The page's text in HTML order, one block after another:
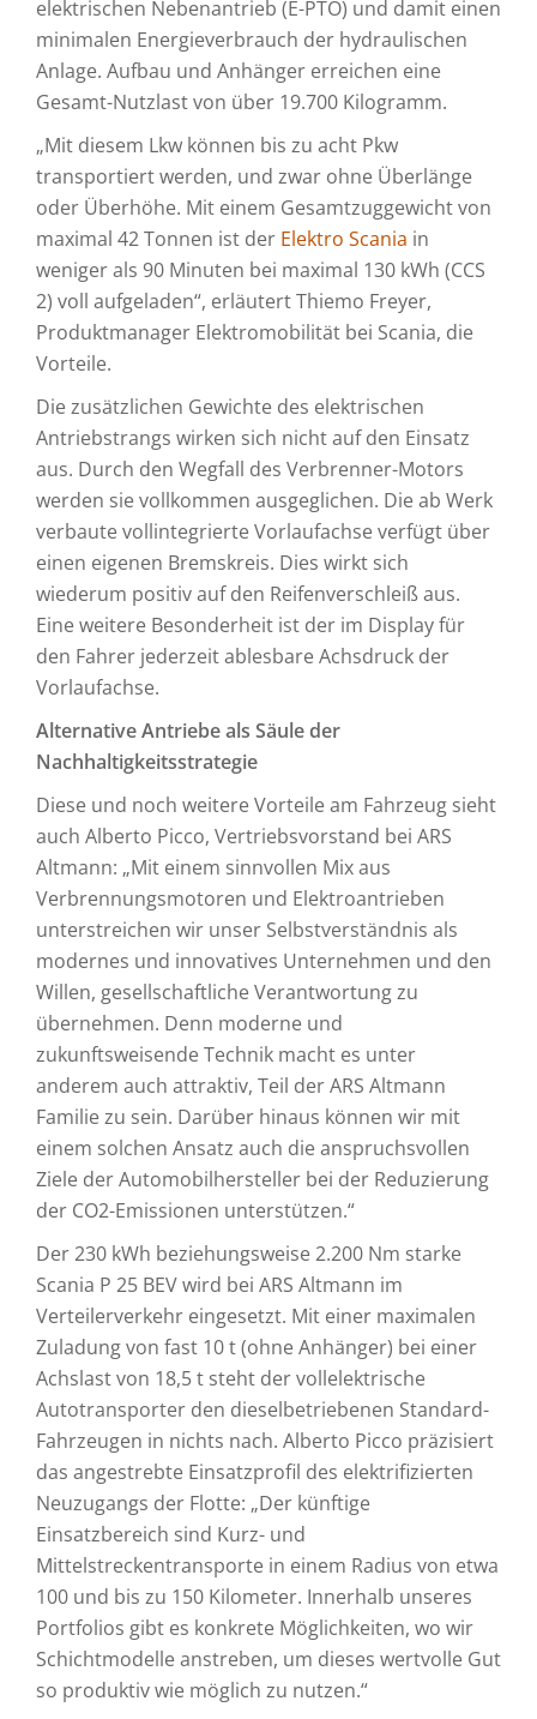
elektrischen Nebenantrieb (E-PTO) und damit einen
minimalen Energieverbrauch der hydraulischen
Anlage. Aufbau und Anhänger erreichen eine
Gesamt-Nutzlast von über 19.700 Kilogramm.
„Mit diesem Lkw können bis zu acht Pkw
transportiert werden, und zwar ohne Überlänge
oder Überhöhe. Mit einem Gesamtzuggewicht von
maximal 42 Tonnen ist der Elektro Scania in
weniger als 90 Minuten bei maximal 130 kWh (CCS
2) voll aufgeladen“, erläutert Thiemo Freyer,
Produktmanager Elektromobilität bei Scania, die
Vorteile.
Die zusätzlichen Gewichte des elektrischen
Antriebstrangs wirken sich nicht auf den Einsatz
aus. Durch den Wegfall des Verbrenner-Motors
werden sie vollkommen ausgeglichen. Die ab Werk
verbaute vollintegrierte Vorlaufachse verfügt über
einen eigenen Bremskreis. Dies wirkt sich
wiederum positiv auf den Reifenverschleiß aus.
Eine weitere Besonderheit ist der im Display für
den Fahrer jederzeit ablesbare Achsdruck der
Vorlaufachse.
Alternative Antriebe als Säule der
Nachhaltigkeitsstrategie
Diese und noch weitere Vorteile am Fahrzeug sieht
auch Alberto Picco, Vertriebsvorstand bei ARS
Altmann: „Mit einem sinnvollen Mix aus
Verbrennungsmotoren und Elektroantrieben
unterstreichen wir unser Selbstverständnis als
modernes und innovatives Unternehmen und den
Willen, gesellschaftliche Verantwortung zu
übernehmen. Denn moderne und
zukunftsweisende Technik macht es unter
anderem auch attraktiv, Teil der ARS Altmann
Familie zu sein. Darüber hinaus können wir mit
einem solchen Ansatz auch die anspruchsvollen
Ziele der Automobilhersteller bei der Reduzierung
der CO2-Emissionen unterstützen.“
Der 230 kWh beziehungsweise 2.200 Nm starke
Scania P 25 BEV wird bei ARS Altmann im
Verteilerverkehr eingesetzt. Mit einer maximalen
Zuladung von fast 10 t (ohne Anhänger) bei einer
Achslast von 18,5 t steht der vollelektrische
Autotransporter den dieselbetriebenen Standard-
Fahrzeugen in nichts nach. Alberto Picco präzisiert
das angestrebte Einsatzprofil des elektrifizierten
Neuzugangs der Flotte: „Der künftige
Einsatzbereich sind Kurz- und
Mittelstreckentransporte in einem Radius von etwa
100 und bis zu 150 Kilometer. Innerhalb unseres
Portfolios gibt es konkrete Möglichkeiten, wo wir
Schichtmodelle anstreben, um dieses wertvolle Gut
so produktiv wie möglich zu nutzen.“